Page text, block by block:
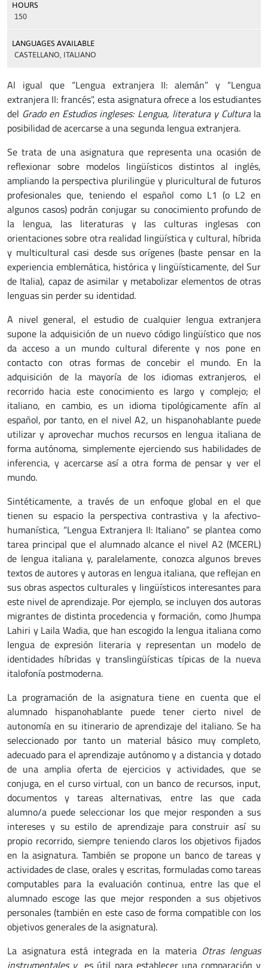
HOURS
150
LANGUAGES AVAILABLE
CASTELLANO, ITALIANO
Al igual que “Lengua extranjera II: alemán” y “Lengua
extranjera II: francés”, esta asignatura ofrece a los estudiantes
del Grado en Estudios ingleses: Lengua, literatura y Culturala
posibilidad de acercarse a una segunda lengua extranjera.
Se trata de una asignatura que representa una ocasión de
reflexionar sobre modelos lingüísticos distintos al inglés,
ampliando la perspectiva plurilingüe y pluricultural de futuros
profesionales que, teniendo el español como L1 (o L2 en
algunos casos) podrán conjugar su conocimiento profundo de
la lengua, las literaturas y las culturas inglesas con
orientaciones sobre otra realidad lingüística y cultural, híbrida
y multicultural casi desde sus orígenes (baste pensar en la
experiencia emblemática, histórica y lingüísticamente, del Sur
de Italia), capaz de asimilar y metabolizar elementos de otras
lenguas sin perder su identidad.
A nivel general, el estudio de cualquier lengua extranjera
supone la adquisición de un nuevo código lingüístico que nos
da acceso a un mundo cultural diferente y nos pone en
contacto con otras formas de concebir el mundo. En la
adquisición de la mayoría de los idiomas extranjeros, el
recorrido hacia este conocimiento es largo y complejo; el
italiano, en cambio, es un idioma tipológicamente afín al
español, por tanto, en el nivel A2, un hispanohablante puede
utilizar y aprovechar muchos recursos en lengua italiana de
forma autónoma, simplemente ejerciendo sus habilidades de
inferencia, y acercarse así a otra forma de pensar y ver el
mundo.
Sintéticamente, a través de un enfoque global en el que
tienen su espacio la perspectiva contrastiva y la afectivo-
humanística, “Lengua Extranjera II: Italiano” se plantea como
tarea principal que el alumnado alcance el nivel A2 (MCERL)
de lengua italiana y, paralelamente, conozca algunos breves
textos de autores y autoras en lengua italiana, que reflejan en
sus obras aspectos culturales y lingüísticos interesantes para
este nivel de aprendizaje. Por ejemplo, se incluyen dos autoras
migrantes de distinta procedencia y formación, como Jhumpa
Lahiri y Laila Wadia, que han escogido la lengua italiana como
lengua de expresión literaria y representan un modelo de
identidades híbridas y translingüísticas típicas de la nueva
italofonía postmoderna.
La programación de la asignatura tiene en cuenta que el
alumnado hispanohablante puede tener cierto nivel de
autonomía en su itinerario de aprendizaje del italiano. Se ha
seleccionado por tanto un material básico muy completo,
adecuado para el aprendizaje autónomo y a distancia y dotado
de una amplia oferta de ejercicios y actividades, que se
conjuga, en el curso virtual, con un banco de recursos, input,
documentos y tareas alternativas, entre las que cada
alumno/a puede seleccionar los que mejor responden a sus
intereses y su estilo de aprendizaje para construir así su
propio recorrido, siempre teniendo claros los objetivos fijados
en la asignatura. También se propone un banco de tareas y
actividades de clase, orales y escritas, formuladas como tareas
computables para la evaluación continua, entre las que el
alumnado escoge las que mejor responden a sus objetivos
personales (también en este caso de forma compatible con los
objetivos generales de la asignatura).
La asignatura está integrada en la materia Otras lenguas
instrumentales yes útil para establecer una comparación y